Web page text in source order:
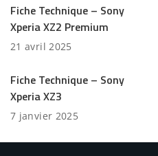
Fiche Technique – Sony
Xperia XZ2 Premium
21 avril 2025
Fiche Technique – Sony
Xperia XZ3
7 janvier 2025